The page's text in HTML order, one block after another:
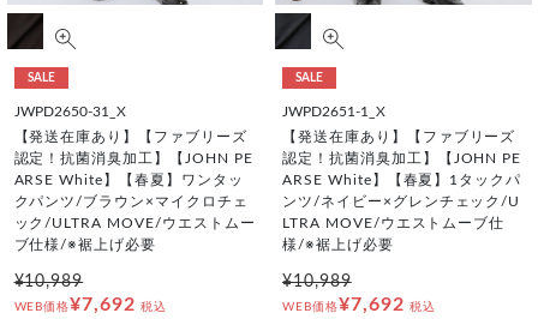
SALE
JWPD2650-31_X
【発送在庫あり】【ファブリーズ
認定！抗菌消臭加工】【JOHN PE
ARSE White】【春夏】ワンタッ
クパンツ/ブラウン×マイクロチェ
ック/ULTRA MOVE/ウエストムー
ブ仕様/※裾上げ必要
¥10,989
WEB価格¥7,692 税込
SALE
JWPD2651-1_X
【発送在庫あり】【ファブリーズ
認定！抗菌消臭加工】【JOHN PE
ARSE White】【春夏】1タックパ
ンツ/ネイビー×グレンチェック/U
LTRA MOVE/ウエストムーブ仕
様/※裾上げ必要
¥10,989
WEB価格¥7,692 税込